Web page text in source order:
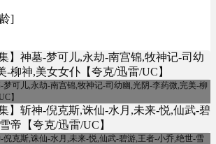
]
可儿,永劫-南宫锦,牧神记-司幼幽,光阴-李药微,完美-柳
】
克斯,诛仙-水月,未来-悦,仙武-碧游,王者-小乔,绝世-雪